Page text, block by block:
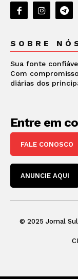
SOBRE
Sua fonte
Com
diárias dos
Entre em
FALE CONOSCO
ANUNCIE AQUI
© 2025 Jornal